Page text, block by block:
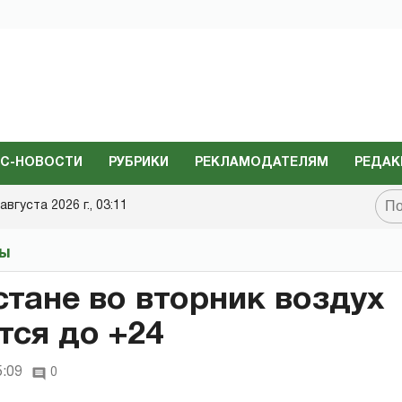
НОВОСТИ РУБРИКИ РЕКЛАМОДАТЕЛЯМ
2026 г., 03:11
во вторник воздух
до +24
0